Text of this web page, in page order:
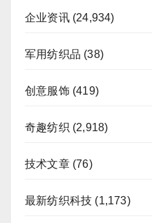
企业资讯(24,934)
军用纺织品 (38)
创意服饰(419)
奇趣纺织 (2,918)
技术文章(76)
最新纺织科技 (1,173)